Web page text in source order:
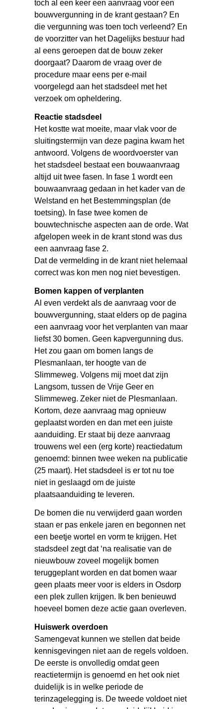
toch al een keer een aanvraag voor een
bouwvergunning in de krant gestaan? En
die vergunning was toen toch verleend? En
de voorzitter van het Dagelijks bestuur had
al eens geroepen dat de bouw zeker
doorgaat? Daarom de vraag over de
procedure maar eens per e-mail
voorgelegd aan het stadsdeel met het
verzoek om opheldering.
Reactie stadsdeel
Het kostte wat moeite, maar vlak voor de
sluitingstermijn van deze pagina kwam het
antwoord. Volgens de woordvoerster van
het stadsdeel bestaat een bouwaanvraag
altijd uit twee fasen. In fase 1 wordt een
bouwaanvraag gedaan in het kader van de
Welstand en het Bestemmingsplan (de
toetsing). In fase twee komen de
bouwtechnische aspecten aan de orde. Wat
afgelopen week in de krant stond was dus
een aanvraag fase 2.
Dat de vermelding in de krant niet helemaal
correct was kon men nog niet bevestigen.
Bomen kappen of verplanten
Al even verdekt als de aanvraag voor de
bouwvergunning, staat elders op de pagina
een aanvraag voor het verplanten van maar
liefst 30 bomen. Geen kapvergunning dus.
Het zou gaan om bomen langs de
Plesmanlaan, ter hoogte van de
Slimmeweg. Volgens mij moet dat zijn
Langsom, tussen de Vrije Geer en
Slimmeweg. Zeker niet de Plesmanlaan.
Kortom, deze aanvraag mag opnieuw
geplaatst worden en dan met een juiste
aanduiding. Er staat bij deze aanvraag
trouwens wel een (erg korte) reactiedatum
genoemd: binnen twee weken na publicatie
(25 maart). Het stadsdeel is er tot nu toe
niet in geslaagd om de juiste
plaatsaanduiding te leveren.
De bomen die nu verwijderd gaan worden
staan er pas enkele jaren en begonnen net
een beetje wortel en vorm te krijgen. Het
stadsdeel zegt dat ‘na realisatie van de
nieuwbouw zoveel mogelijk bomen
teruggeplant worden en dat bomen waar
geen plaats meer voor is elders in Osdorp
een plek zullen krijgen. Ik ben benieuwd
hoeveel bomen deze actie gaan overleven.
Huiswerk overdoen
Samengevat kunnen we stellen dat beide
kennisgevingen niet aan de regels voldoen.
De eerste is onvolledig omdat geen
reactietermijn is genoemd en het ook niet
duidelijk is in welke periode de
terinzagelegging is. De tweede voldoet niet